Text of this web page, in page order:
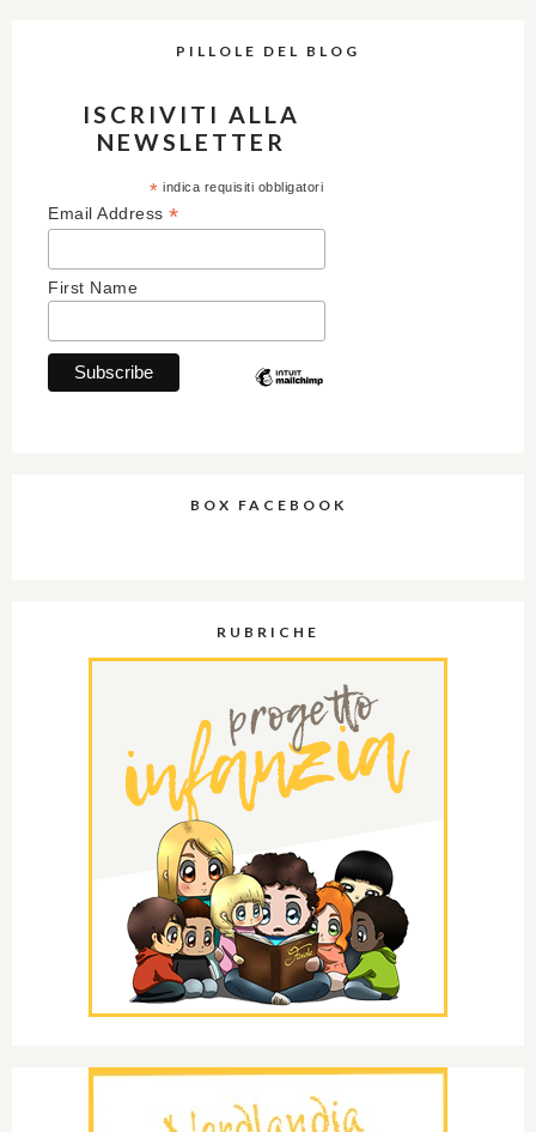
PILLOLE DEL BLOG
ISCRIVITI ALLA
NEWSLETTER
* indica requisiti obbligatori
Email Address *
First Name
BOX FACEBOOK
RUBRICHE